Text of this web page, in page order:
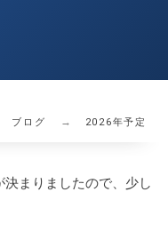
ブログ 2026年予定
まりましたので、少し